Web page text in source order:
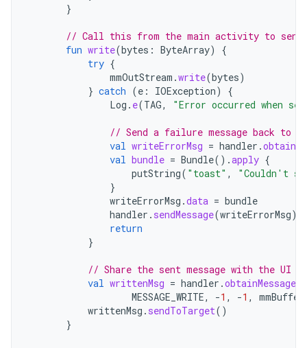
}
// Call this from the main activity to send
fun write(bytes : ByteArray)
{
try {
mmOutStream .write(bytes)
} catch (e : IOException)
{
Log . e(TAG, "Error occurred when
// Send a failure message back to
val writeErrorMsg = handler .
val bundle = Bundle().apply {
putString( "toast" ,
"Couldn't
}
writeErrorMsg .data = bundle
handler . sendMessage(writeErrorMsg)
return
}
// Share the sent message with the UI
val writtenMsg = handler .obtainMessage
MESSAGE_WRITE, -1 , -1 , mmBuffer
writtenMsg . sendToTarget()
}